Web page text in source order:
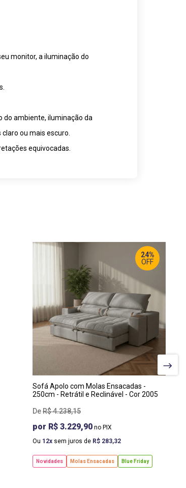
monitor, a iluminação do
do ambiente, iluminação da
ou mais escuro.
equivocadas.
LARGURA:
250 CM
PROF:
Sofá Apolo com Molas Ensacadas -
250cm - Retrátil e Reclinável - Cor 2005
R$4.238,15
R$ 3.229,90
Ou 12 sem juros de R$ 283,32
Novidades Molas Ensacadas Blue Friday
24%
OFF